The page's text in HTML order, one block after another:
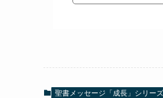
聖書メッセージ「成長」シリーズ